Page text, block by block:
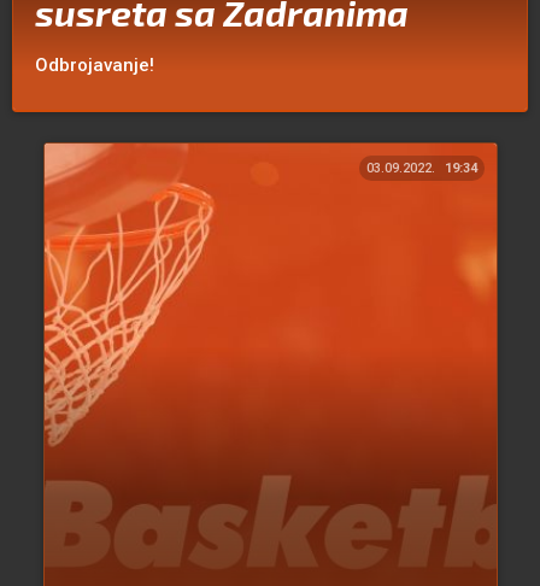
susreta sa Zadranima
Odbrojavanje!
03.09.2022. 19:34